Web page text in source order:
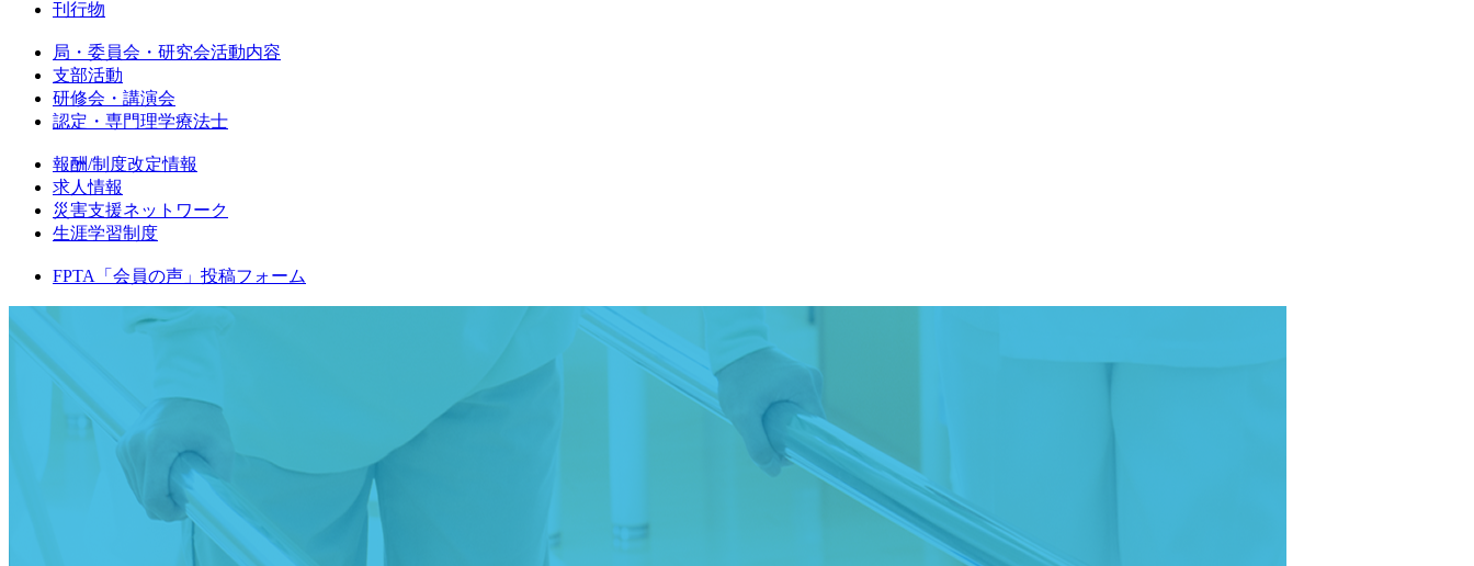
刊行物
局・委員会・研究会活動内容
支部活動
研修会・講演会
認定・専門理学療法士
報酬/制度改定情報
求人情報
災害支援ネットワーク
生涯学習制度
FPTA「会員の声」投稿フォーム